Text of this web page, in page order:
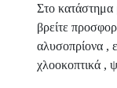
Στο κατάστημα
βρείτε
αλυσοπρίονα ,
χλοοκοπτικά ,